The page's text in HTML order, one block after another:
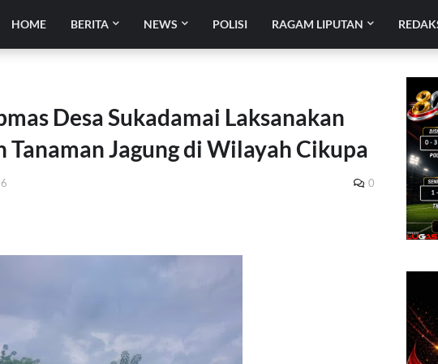
HOME BERITA NEWS POLISI RAGAM LIPUTAN
Desa Sukadamai Laksanakan
Tanaman Jagung di Wilayah Cikupa
0